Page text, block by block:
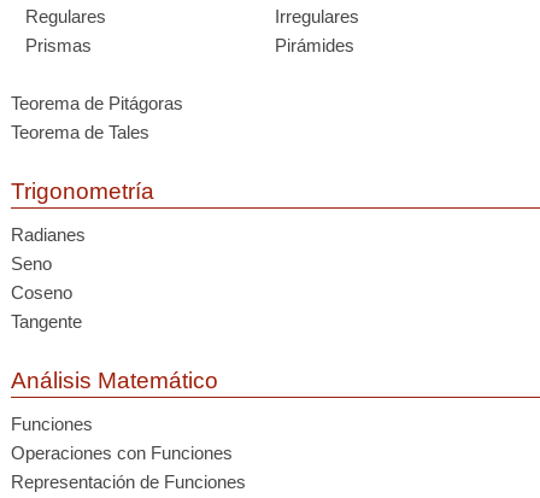
Regulares
Irregulares
Prismas
Pirámides
Teorema de Pitágoras
Teorema de Tales
Trigonometría
Radianes
Seno
Coseno
Tangente
Análisis Matemático
Funciones
Operaciones con Funciones
Representación de Funciones